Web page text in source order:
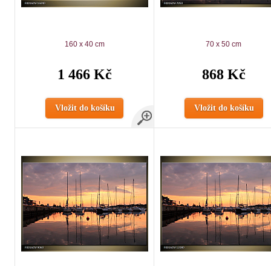
160 x 40 cm
1 466 Kč
Vložit do košíku
70 x 50 cm
868 Kč
Vložit do košíku